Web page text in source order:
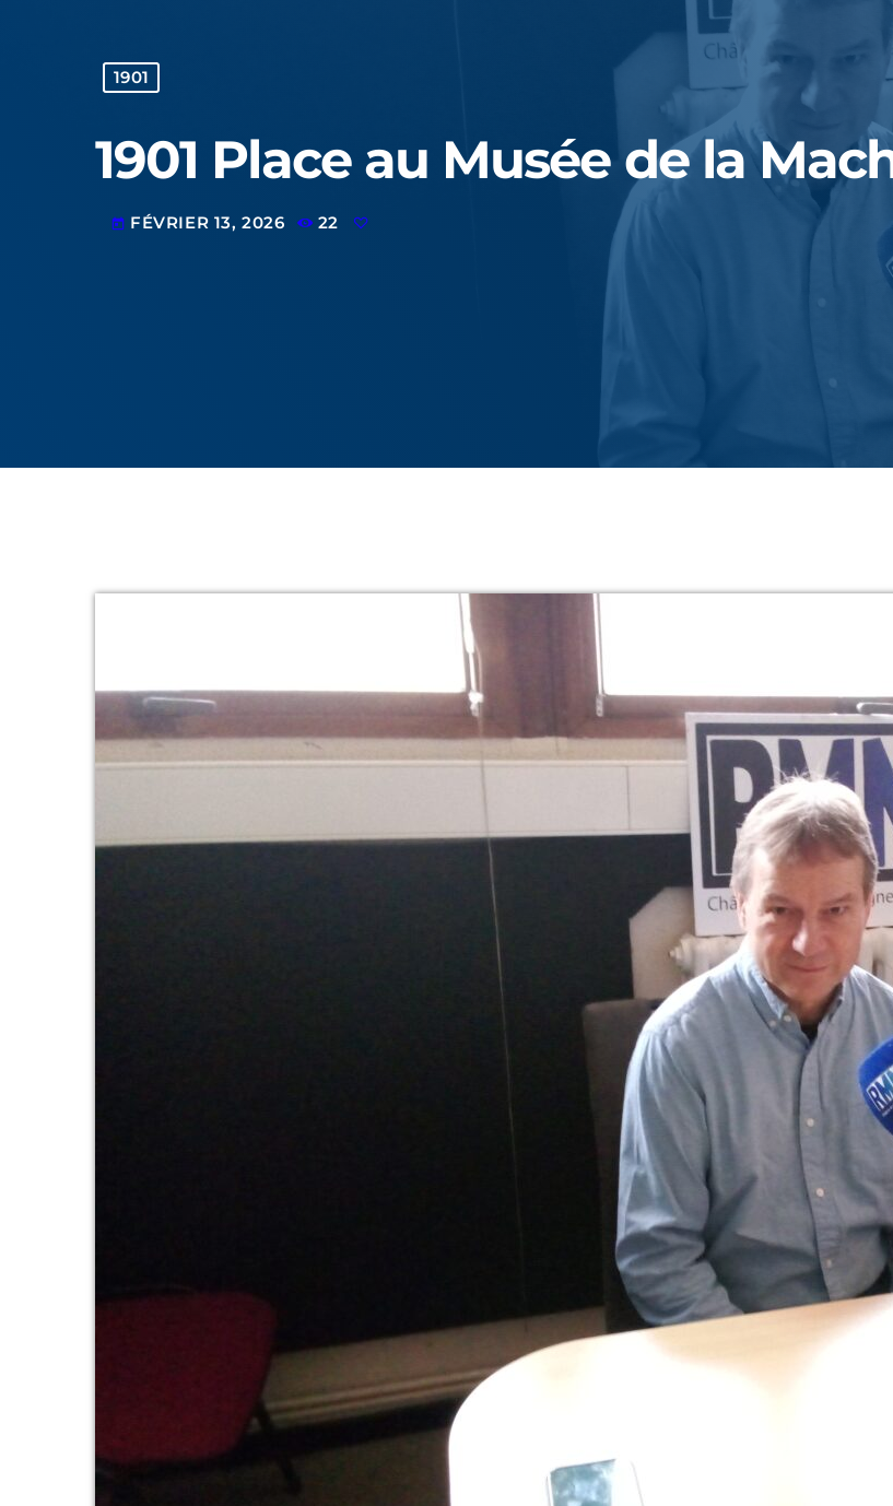
1901
1901 Place au Musée de la
today FÉVRIER 13, 2026 22